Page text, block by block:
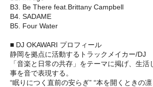
B3. Be There feat.Brittany Campbell
B4. SADAME
B5. Four Water
■ DJ OKAWARI プロフィール
静岡を拠点に活動するトラックメイカー/DJ
「音楽と日常の共存」をテーマに掲げ、生
事を音で表現する。
“眠りにつく直前の安らぎ” “本を開くときの